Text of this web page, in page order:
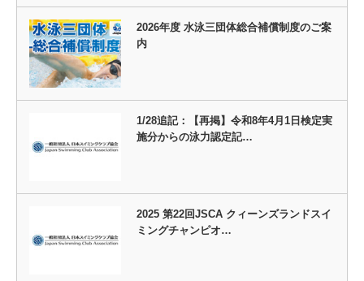
2026年度 水泳三団体総合補償制度のご案
内
1/28追記：【再掲】令和8年4月1日検定実
施分からの泳力認定記…
2025 第22回JSCA クィーンズランドスイ
ミングチャンピオ…